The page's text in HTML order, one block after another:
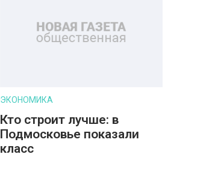
ЭКОНОМИКА
Кто строит лучше: в
Подмосковье показали
класс